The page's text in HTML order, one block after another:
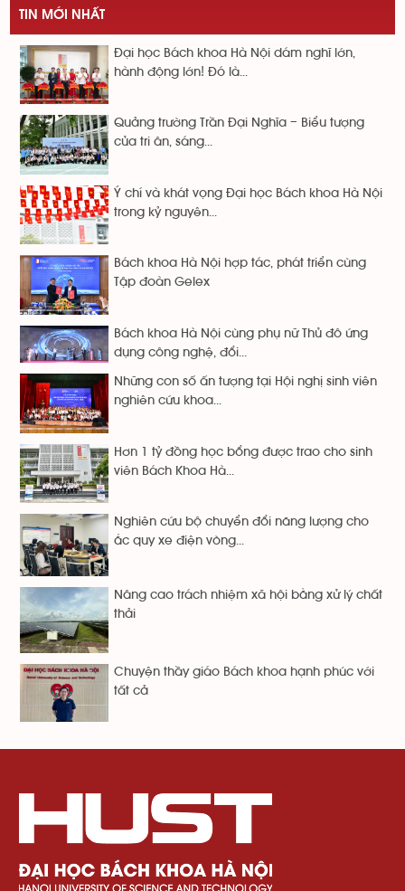
TIN MỚI NHẤT
Đại học Bách khoa Hà Nội dám nghĩ lớn,
hành động lớn! Đó là...
Quảng trường Trần Đại Nghĩa – Biểu tượng
của tri ân, sáng...
Ý chí và khát vọng Đại học Bách khoa Hà Nội
trong kỷ nguyên...
Bách khoa Hà Nội hợp tác, phát triển cùng
Tập đoàn Gelex
Bách khoa Hà Nội cùng phụ nữ Thủ đô ứng
dụng công nghệ, đổi...
Những con số ấn tượng tại Hội nghị sinh viên
nghiên cứu khoa...
Hơn 1 tỷ đồng học bổng được trao cho sinh
viên Bách Khoa Hà...
Nghiên cứu bộ chuyển đổi năng lượng cho
ắc quy xe điện vòng...
Nâng cao trách nhiệm xã hội bằng xử lý chất
thải
Chuyện thầy giáo Bách khoa hạnh phúc với
tất cả